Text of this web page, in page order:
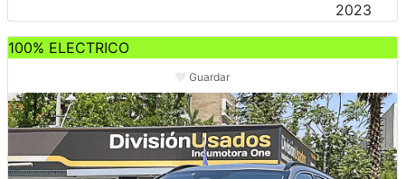
2023
100% ELECTRICO
Guardar